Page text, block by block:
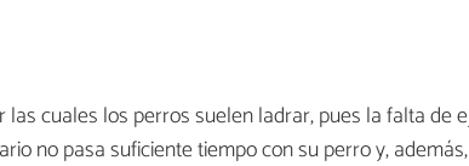
cuales los perros suelen ladrar, pues la falta de
no pasa suficiente tiempo con su perro y,